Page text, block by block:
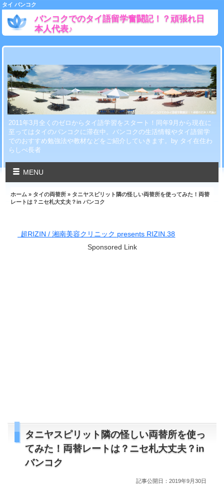
タイ バンコク
バンコクでのタイ語留学奮闘記！？頑張れ日
本人代表♪
2011年3月全くのゼロからタイ語学習をスタート！同年9月から現在に
至ってはタイのバンコクに滞在中。バンコクの生活情報やタイ語留学
でのおすすめ勉強法や教材などをご紹介していきます。by タイ在住わ
らしべ長者
MENU
ホーム » タイの両替所 » タニヤスピリット隣の怪しい両替所を使ってみた！両替
レートは？ニセ札大丈夫？in バンコク
南美容クリニック presents RIZIN.38
Sponsored Link
タニヤスピリット隣の怪しい両替所を使っ
てみた！両替レートは？ニセ札大丈夫？in
バンコク
記事公開日：2019年9月30日